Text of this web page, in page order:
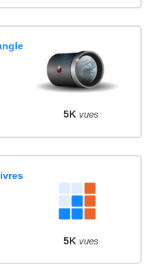
5K vues
5K vues